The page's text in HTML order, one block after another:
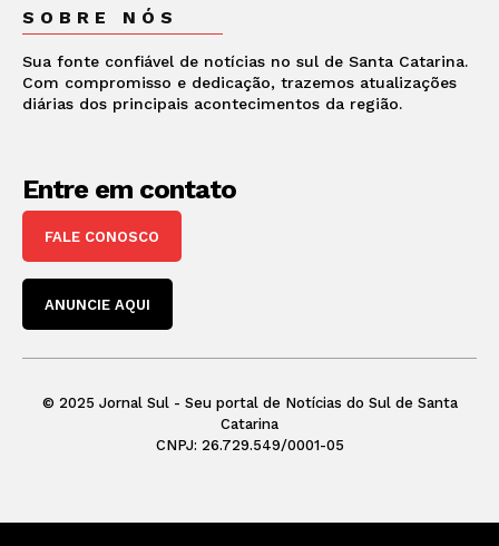
SOBRE NÓS
Sua fonte confiável de notícias no sul de Santa Catarina.
Com compromisso e dedicação, trazemos atualizações
diárias dos principais acontecimentos da região.
Entre em contato
FALE CONOSCO
ANUNCIE AQUI
© 2025 Jornal Sul - Seu portal de Notícias do Sul de Santa
Catarina
CNPJ: 26.729.549/0001-05